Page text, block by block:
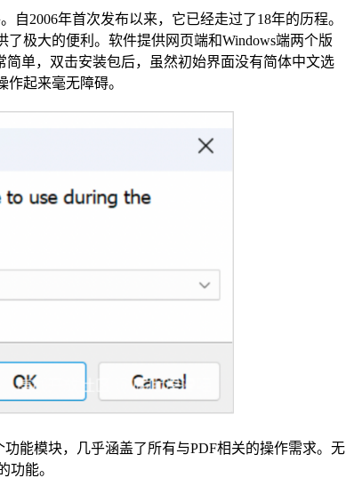
自2006年首次发布以来，它已经走过了18年的历程。
极大的便利。软件提供网页端和Windows端两个版
单，双击安装包后，虽然初始界面没有简体中文选
起来毫无障碍。
能模块，几乎涵盖了所有与PDF相关的操作需求。无
功能。